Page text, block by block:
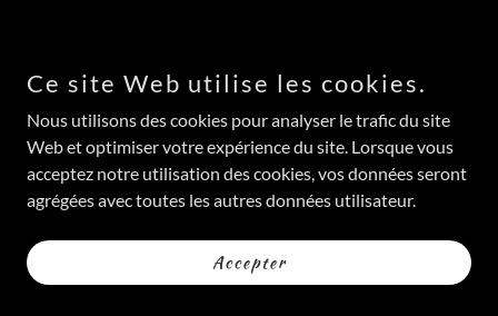
Politique de confidentialité
Ce site Web utilise les cookies.
Nous utilisons des cookies pour analyser le trafic du site
Web et optimiser votre expérience du site. Lorsque vous
acceptez notre utilisation des cookies, vos données seront
agrégées avec toutes les autres données utilisateur.
Accepter